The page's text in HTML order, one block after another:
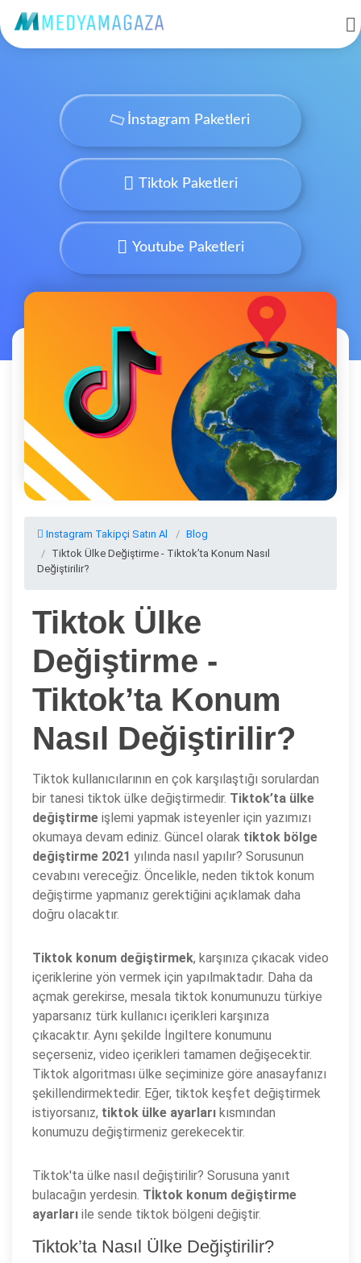
İnstagram Paketleri
Tiktok Paketleri
Youtube Paketleri
Instagram Takipçi Satın Al
Blog
Tiktok Ülke Değiştirme - Tiktok’ta Konum Nasıl
Değiştirilir?
Tiktok Ülke
Değiştirme -
Tiktok’ta Konum
Nasıl Değiştirilir?
Tiktok kullanıcılarının en çok karşılaştığı sorulardan
bir tanesi tiktok ülke değiştirmedir. Tiktok’ta ülke
değiştirme işlemi yapmak isteyenler için yazımızı
okumaya devam ediniz. Güncel olarak tiktok bölge
değiştirme 2021 yılında nasıl yapılır? Sorusunun
cevabını vereceğiz. Öncelikle, neden tiktok konum
değiştirme yapmanız gerektiğini açıklamak daha
doğru olacaktır.
Tiktok konum değiştirmek, karşınıza çıkacak video
içeriklerine yön vermek için yapılmaktadır. Daha da
açmak gerekirse, mesala tiktok konumunuzu türkiye
yaparsanız türk kullanıcı içerikleri karşınıza
çıkacaktır. Aynı şekilde İngiltere konumunu
seçerseniz, video içerikleri tamamen değişecektir.
Tiktok algoritması ülke seçiminize göre anasayfanızı
şekillendirmektedir. Eğer, tiktok keşfet değiştirmek
istiyorsanız, tiktok ülke ayarları kısmından
konumuzu değiştirmeniz gerekecektir.
Tiktok'ta ülke nasıl değiştirilir? Sorusuna yanıt
bulacağın yerdesin. Tİktok konum değiştirme
ayarları ile sende tiktok bölgeni değiştir.
Tiktok’ta Nasıl Ülke Değiştirilir?